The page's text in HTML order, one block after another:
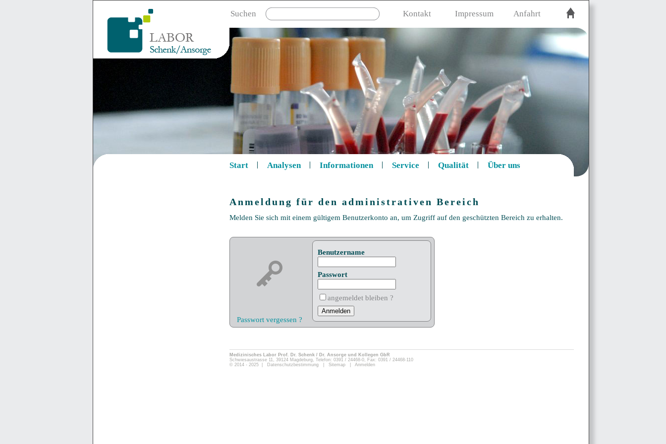
Suchen Kontakt Impressum Anfahrt
Start Analysen Informationen Service Qualität Über uns
Anmeldung für den administrativen Bereich
Melden Sie sich mit einem gültigem Benutzerkonto an, um Zugriff auf den geschützten Bereich zu erhalten.
Benutzername
Passwort
angemeldet bleiben ?
Passwort vergessen ?
Medizinisches Labor Prof. Dr. Schenk / Dr. Ansorge und Kollegen GbR
Schwiesaustrasse 11, 39124 Magdeburg, Telefon: 0391 / 24468-0, Fax: 0391 / 24468-110
© 2014 - 2025 | Datenschutzbestimmung Sitemap Anmelden